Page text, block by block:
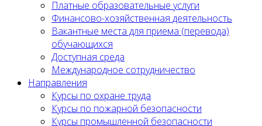
Платные образовательные услуги
Финансово-хозяйственная деятельность
Вакантные места для приема (перевода)
обучающихся
Доступная среда
Международное сотрудничество
Направления
Курсы по охране труда
Курсы по пожарной безопасности
Курсы промышленной безопасности